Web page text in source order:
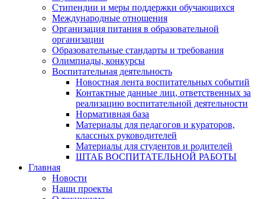
Стипендии и меры поддержки обучающихся
Международные отношения
Организация питания в образовательной
организации
Образовательные стандарты и требования
Олимпиады, конкурсы
Воспитательная деятельность
Новостная лента воспитательных событий
Контактные данные лиц, ответственных за
реализацию воспитательной деятельности
Нормативная база
Материалы для педагогов и кураторов,
классных руководителей
Материалы для студентов и родителей
ШТАБ ВОСПИТАТЕЛЬНОЙ РАБОТЫ
Главная
Новости
Наши проекты